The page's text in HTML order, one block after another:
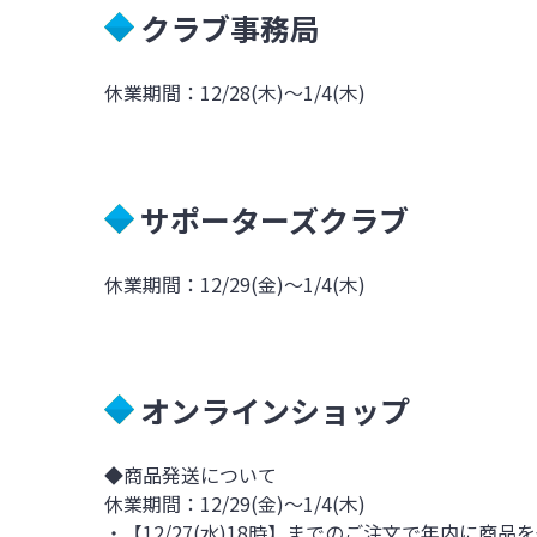
クラブ事務局
休業期間：12/28(木)～1/4(木)
サポーターズクラブ
休業期間：12/29(金)～1/4(木)
オンラインショップ
◆商品発送について
休業期間：12/29(金)～1/4(木)